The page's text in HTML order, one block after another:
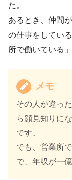
た。
あるとき、仲間
の仕事をしてい
所で働いている
メモ
その人が違っ
ら顔見知りに
です。
でも、営業所
で、年収が一